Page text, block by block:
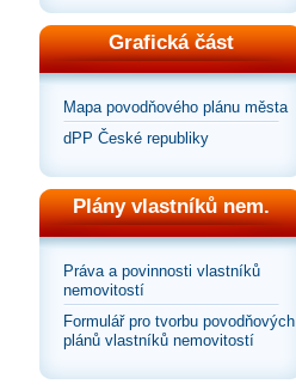
Grafická část
Mapa povodňového plánu města
dPP České republiky
Plány vlastníků nem.
Práva a povinnosti vlastníků
nemovitostí
Formulář pro tvorbu povodňových
plánů vlastníků nemovitostí